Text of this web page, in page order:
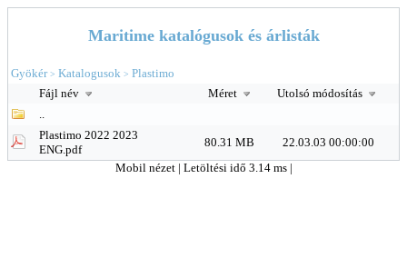
Maritime katalógusok és árlisták
Gyökér> Katalogusok > Plastimo
Fájl név
Méret
Utolsó módosítás
..
Plastimo 2022 2023
ENG.pdf
80.31 MB
22.03.03 00:00:00
Mobil nézet | Letöltési idő 3.14 ms |